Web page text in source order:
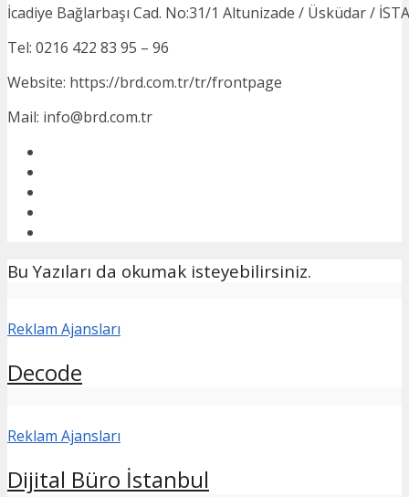
İcadiye Bağlarbaşı Cad. No:31/1 Altunizade / Üsküdar /
Tel: 0216 422 83 95 – 96
Website: https://brd.com.tr/tr/frontpage
Mail: info@brd.com.tr
Bu Yazıları da okumak isteyebilirsiniz.
Reklam Ajansları
Decode
Reklam Ajansları
Dijital Büro İstanbul